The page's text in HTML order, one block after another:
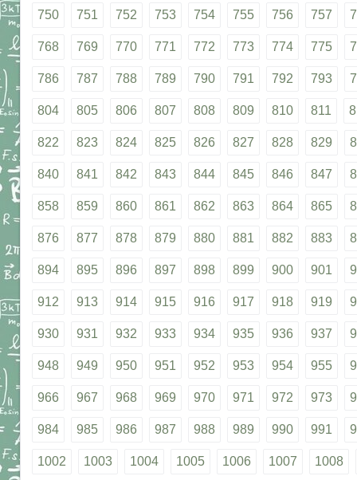
750 751 752 753 754 755 756 757
768 769 770 771 772 773 774 775
786 787 788 789 790 791 792 793
804 805 806 807 808 809 810 811
822 823 824 825 826 827 828 829
840 841 842 843 844 845 846 847
858 859 860 861 862 863 864 865
876 877 878 879 880 881 882 883
894 895 896 897 898 899 900 901
912 913 914 915 916 917 918 919
930 931 932 933 934 935 936 937
948 949 950 951 952 953 954 955
966 967 968 969 970 971 972 973
984 985 986 987 988 989 990 991
1002 1003 1004 1005 1006 1007 1008